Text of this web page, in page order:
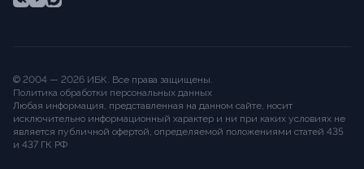
© 2004 — 2026 ИБК. Все права защищены.
Политика обработки персональных данных
Любая информация, представленная на данном сайте, носит
исключительно информационный характер и ни при каких условиях не
является публичной офертой, определяемой положениями статей 435
и 437 ГК РФ